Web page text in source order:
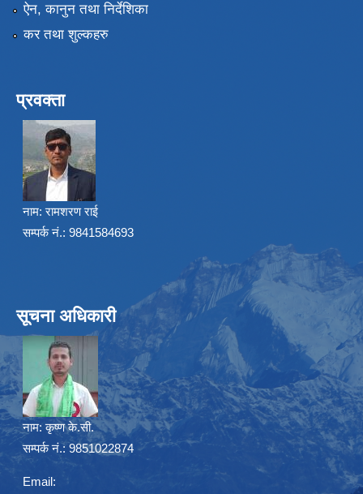
ऐन, कानुन तथा निर्देशिका
कर तथा शुल्कहरु
प्रवक्ता
नाम: रामशरण राई
सम्पर्क नं.: 9841584693
सूचना अधिकारी
नाम: कृष्ण के.सी.
सम्पर्क नं.: 9851022874
Email: